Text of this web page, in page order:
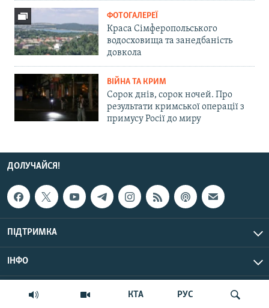
КТА РУС
ФОТОГАЛЕРЕЇ
Краса Сімферопольського
водосховища та занедбаність
довкола
ВІЙНА ТА КРИМ
Сорок днів, сорок ночей. Про
результати кримської операції з
примусу Росії до миру
ДОЛУЧАЙСЯ!
ПІДТРИМКА
ІНФО
© Крим.Реалії, 2026 | Усі права застережено.